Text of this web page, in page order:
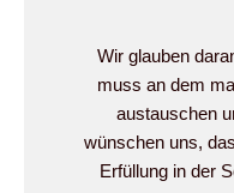
Wir glauben
muss an dem
austauschen
wünschen uns,
Erfüllung in der